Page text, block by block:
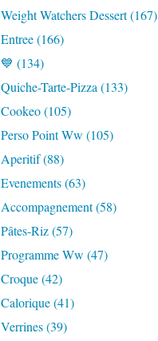
Weight Watchers Dessert (167)
Entree (166)
💙 (134)
Quiche-Tarte-Pizza (133)
Cookeo (105)
Perso Point Ww (105)
Aperitif (88)
Evenements (63)
Accompagnement (58)
Pâtes-Riz (57)
Programme Ww (47)
Croque (42)
Calorique (41)
Verrines (39)